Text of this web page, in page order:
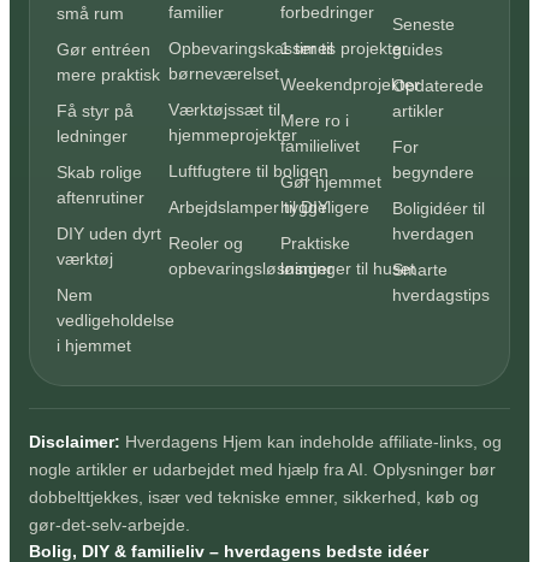
små rum
Gør entréen
mere praktisk
Få styr på
ledninger
Skab rolige
aftenrutiner
DIY uden dyrt
værktøj
Nem
vedligeholdelse
i hjemmet
familier
Opbevaringskasser til
børneværelset
Værktøjssæt til
hjemmeprojekter
Luftfugtere til boligen
Arbejdslamper til DIY
Reoler og
opbevaringsløsninger
forbedringer
1 times projekter
Weekendprojekter
Mere ro i
familielivet
Gør hjemmet
hyggeligere
Praktiske
løsninger til huset
Seneste
guides
Opdaterede
artikler
For
begyndere
Boligidéer til
hverdagen
Smarte
hverdagstips
Disclaimer: Hverdagens Hjem kan indeholde affiliate-links, og
nogle artikler er udarbejdet med hjælp fra AI. Oplysninger bør
dobbelttjekkes, især ved tekniske emner, sikkerhed, køb og
gør-det-selv-arbejde.
Bolig, DIY & familieliv – hverdagens bedste idéer